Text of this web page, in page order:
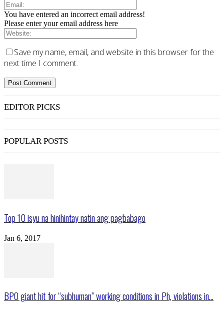
You have entered an incorrect email address!
Please enter your email address here
Save my name, email, and website in this browser for the
next time I comment.
EDITOR PICKS
POPULAR POSTS
Top 10 isyu na hinihintay natin ang pagbabago
Jan 6, 2017
BPO giant hit for “subhuman” working conditions in Ph, violations in...